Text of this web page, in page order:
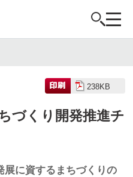
238KB
づくり開発推進チ
展に資するまちづくりの